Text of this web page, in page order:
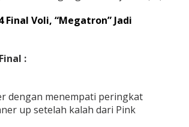
Final Voli, “Megatron” Jadi
:
dengan menempati peringkat
up setelah kalah dari Pink